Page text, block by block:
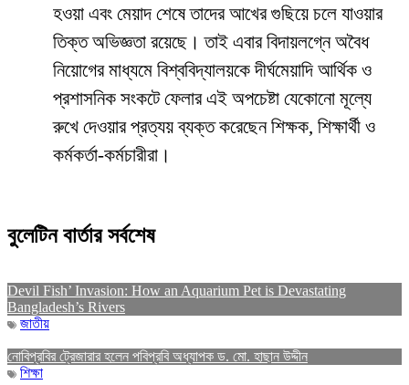
হওয়া এবং মেয়াদ শেষে তাদের আখের গুছিয়ে চলে যাওয়ার
তিক্ত অভিজ্ঞতা রয়েছে। তাই এবার বিদায়লগ্নে অবৈধ
নিয়োগের মাধ্যমে বিশ্ববিদ্যালয়কে দীর্ঘমেয়াদি আর্থিক ও
প্রশাসনিক সংকটে ফেলার এই অপচেষ্টা যেকোনো মূল্যে
রুখে দেওয়ার প্রত্যয় ব্যক্ত করেছেন শিক্ষক, শিক্ষার্থী ও
কর্মকর্তা-কর্মচারীরা।
বুলেটিন বার্তার সর্বশেষ
Devil Fish’ Invasion: How an Aquarium Pet is Devastating
Bangladesh’s Rivers
জাতীয়
নোবিপ্রবির ট্রেজারার হলেন পবিপ্রবি অধ্যাপক ড. মো. হাছান উদ্দীন
শিক্ষা